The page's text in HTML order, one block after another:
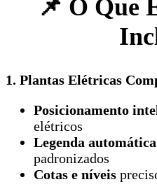
📌 O Que
1. Plantas Elétricas
Posicionamento
elétricos
Legenda automática
padronizados
Cotas e níveis